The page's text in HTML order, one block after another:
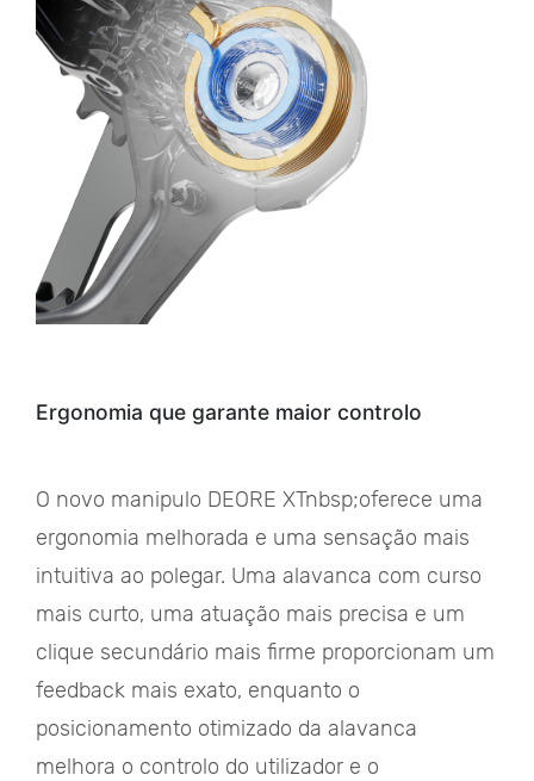
Ergonomia que garante maior controlo
O novo manipulo DEORE XTnbsp;oferece uma
ergonomia melhorada e uma sensação mais
intuitiva ao polegar. Uma alavanca com curso
mais curto, uma atuação mais precisa e um
clique secundário mais firme proporcionam um
feedback mais exato, enquanto o
posicionamento otimizado da alavanca
melhora o controlo do utilizador e o